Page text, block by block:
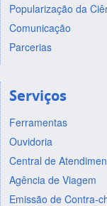
Popularização da
Comunicação
Parcerias
Serviços
Ferramentas
Ouvidoria
Central de
Agência de Viagem
Emissão de Contra-